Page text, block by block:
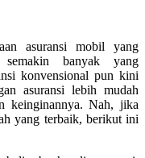
asuransi mobil yang
banyak yang
konvensional pun kini
asuransi lebih mudah
keinginannya. Nah, jika
yang terbaik, berikut ini